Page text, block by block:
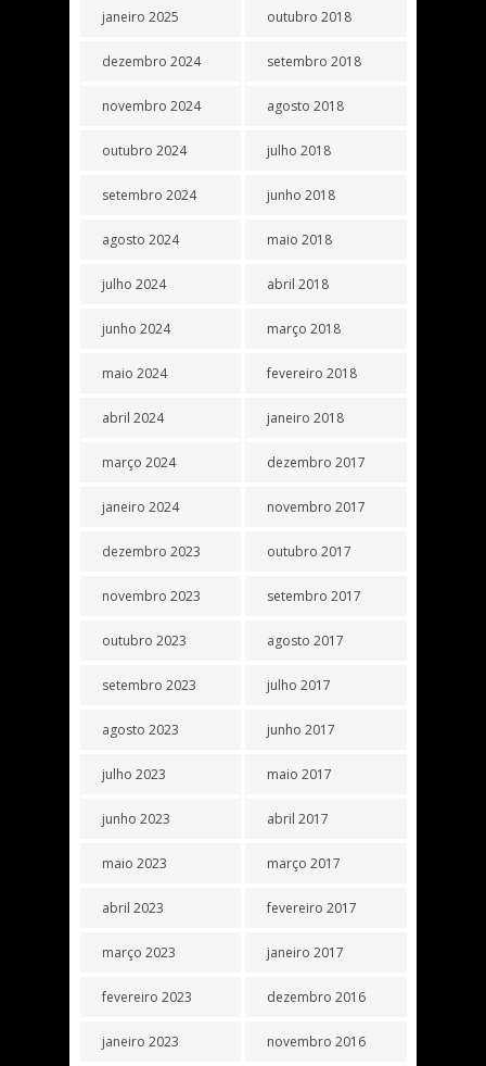
janeiro 2025
dezembro 2024
novembro 2024
outubro 2024
setembro 2024
agosto 2024
julho 2024
junho 2024
maio 2024
abril 2024
março 2024
janeiro 2024
dezembro 2023
novembro 2023
outubro 2023
setembro 2023
agosto 2023
julho 2023
junho 2023
maio 2023
abril 2023
março 2023
fevereiro 2023
janeiro 2023
outubro 2018
setembro 2018
agosto 2018
julho 2018
junho 2018
maio 2018
abril 2018
março 2018
fevereiro 2018
janeiro 2018
dezembro 2017
novembro 2017
outubro 2017
setembro 2017
agosto 2017
julho 2017
junho 2017
maio 2017
abril 2017
março 2017
fevereiro 2017
janeiro 2017
dezembro 2016
novembro 2016